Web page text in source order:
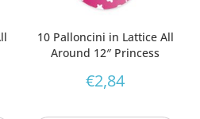
10 Palloncini in Lattice All
Around 12″ Princess
€2,84